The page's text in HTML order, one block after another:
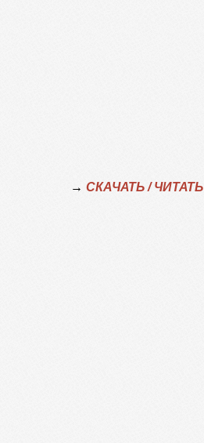
→ СКАЧАТЬ / ЧИТАТЬ